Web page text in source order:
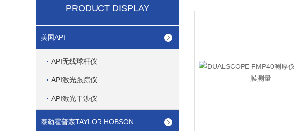
PRODUCT DISPLAY
美国API
API无线球杆仪
API激光跟踪仪
API激光干涉仪
泰勒霍普森TAYLOR HOBSON